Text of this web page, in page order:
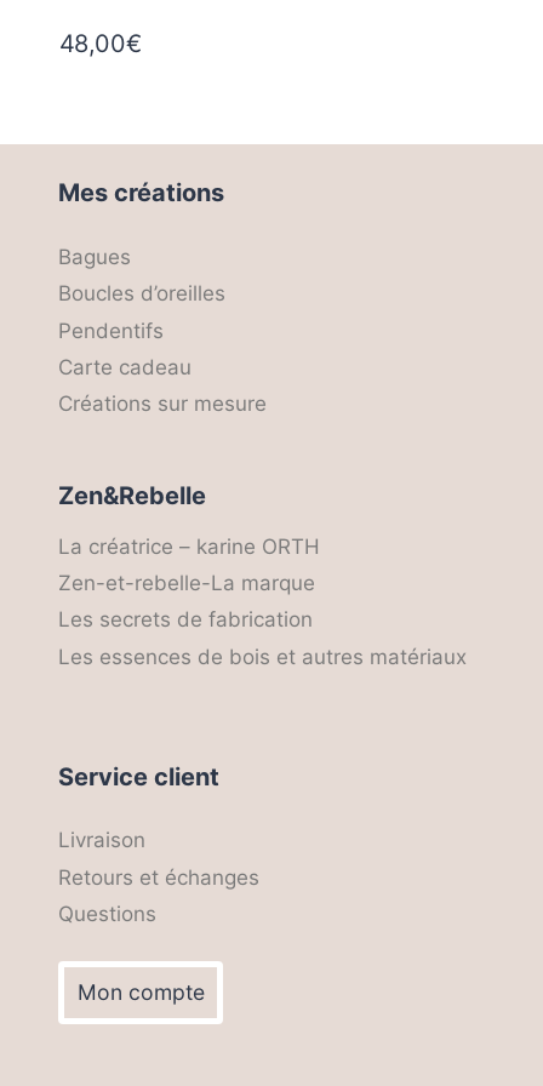
48,00€
Mes créations
Bagues
Boucles d’oreilles
Pendentifs
Carte cadeau
Créations sur mesure
Zen&Rebelle
La créatrice – karine ORTH
Zen-et-rebelle-La marque
Les secrets de fabrication
Les essences de bois et autres matériaux
Service client
Livraison
Retours et échanges
Questions
Mon compte